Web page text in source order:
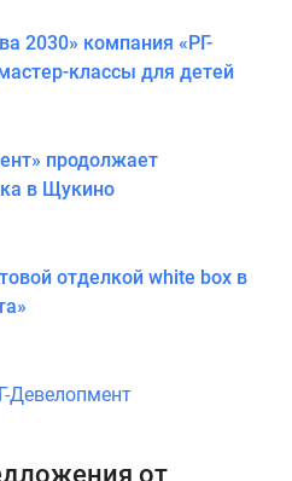
2030» компания «РГ-
классы для детей
продолжает
в Щукино
отделкой white box в
Девелопмент
от